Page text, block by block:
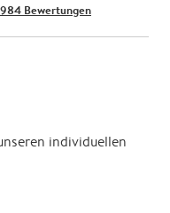
Bewertungen
individuellen